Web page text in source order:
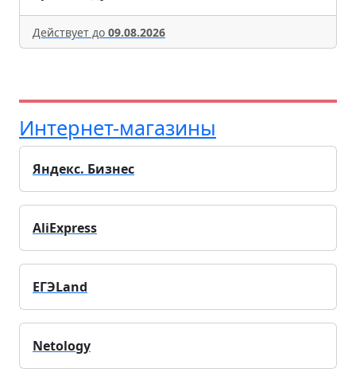
Действует до 09.08.2026
Интернет-магазины
Яндекс. Бизнес
AliExpress
ЕГЭLand
Netology